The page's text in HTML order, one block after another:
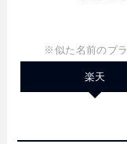
※似た名前のブ
楽天